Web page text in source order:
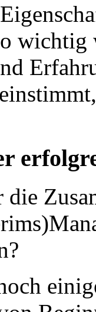
die